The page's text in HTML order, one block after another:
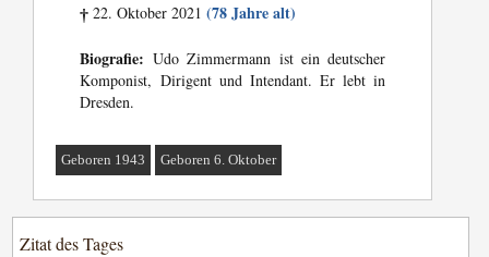
† 22. Oktober 2021(78 Jahre alt)
Biografie: Udo Zimmermann ist ein deutscher
Komponist, Dirigent und Intendant. Er lebt in
Dresden.
Geboren 1943 Geboren 6. Oktober
Zitat des Tages